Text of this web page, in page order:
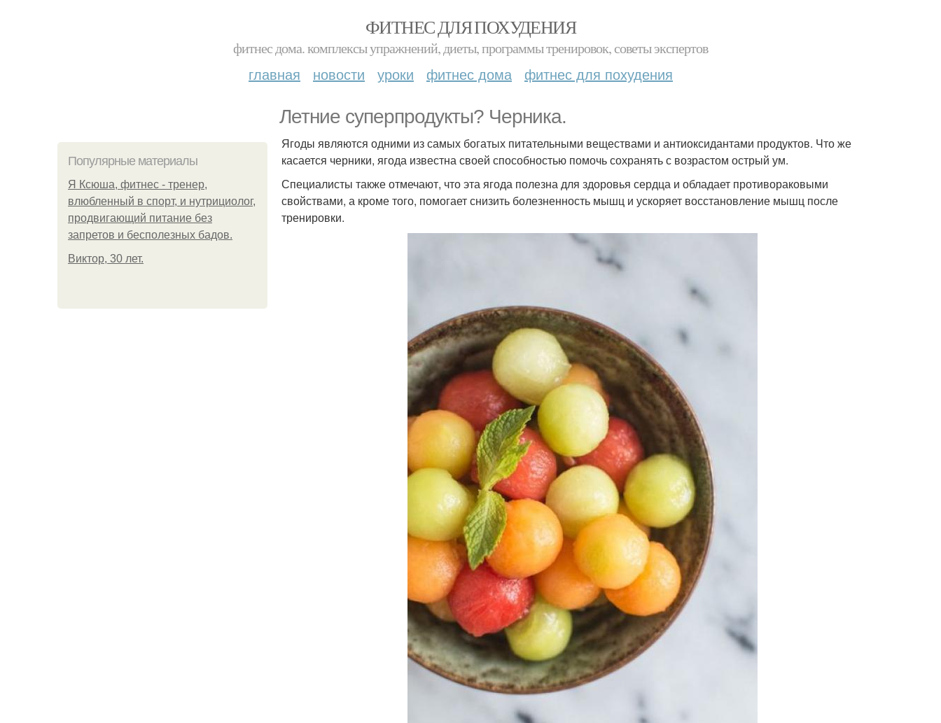
ФИТНЕС ДЛЯ ПОХУДЕНИЯ
фитнес дома. комплексы упражнений, диеты, программы тренировок, советы экспертов
главная новости уроки фитнес дома фитнес для похудения
Летние суперпродукты? Черника.
Популярные материалы
Я Ксюша, фитнес - тренер,
влюбленный в спорт, и нутрициолог,
продвигающий питание без
запретов и бесполезных бадов.
Виктор, 30 лет.
Ягоды являются одними из самых богатых питательными веществами и антиоксидантами продуктов. Что же
касается черники, ягода известна своей способностью помочь сохранять с возрастом острый ум.
Специалисты также отмечают, что эта ягода полезна для здоровья сердца и обладает противораковыми
свойствами, а кроме того, помогает снизить болезненность мышц и ускоряет восстановление мышц после
тренировки.